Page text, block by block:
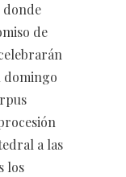
de
domingo
a las
los